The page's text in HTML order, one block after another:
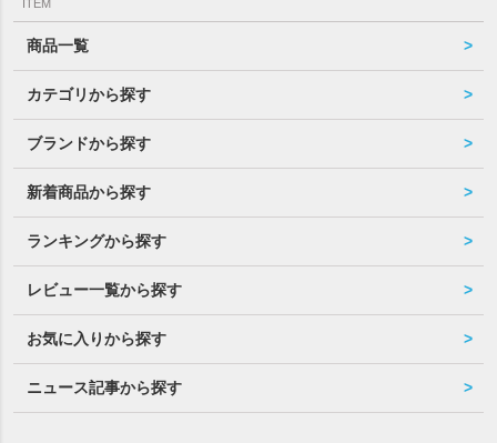
ITEM
商品一覧
カテゴリから探す
ブランドから探す
新着商品から探す
ランキングから探す
レビュー一覧から探す
お気に入りから探す
ニュース記事から探す